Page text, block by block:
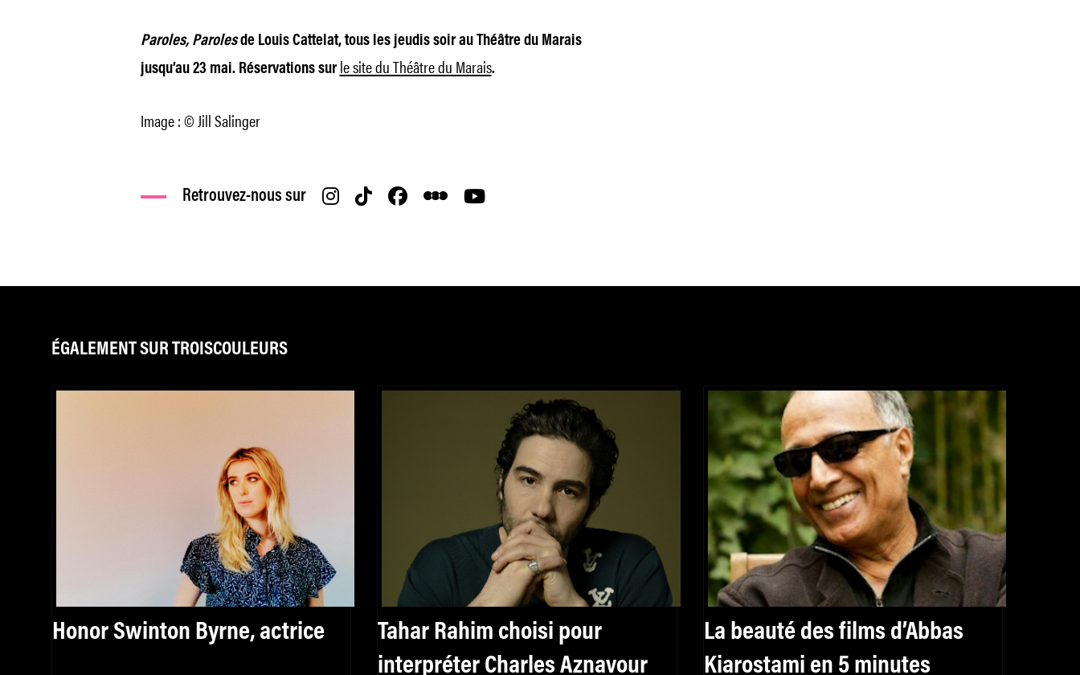
Paroles, Parolesde Louis Cattelat, tous les jeudis soir au Théâtre du Marais
jusqu’au 23 mai. Réservations sur le site du Théâtre du Marais.
Image : © Jill Salinger
Retrouvez-nous sur
ÉGALEMENT SUR TROISCOULEURS
Honor Swinton Byrne, actrice
Tahar Rahim choisi pour
interpréter Charles Aznavour
La beauté des films d’Abbas
Kiarostami en 5 minutes